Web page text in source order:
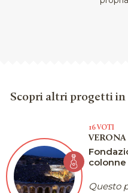
Scopri altri progetti in
16 VOTI
VERONA
colonne
Questo